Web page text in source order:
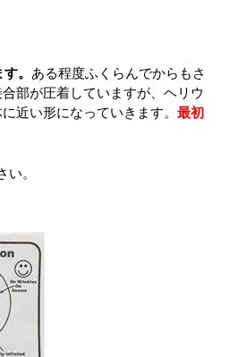
。 ある程度ふくらんでからもさ
部が圧着していますが、ヘリウ
近い形になっていきます。 最初
。